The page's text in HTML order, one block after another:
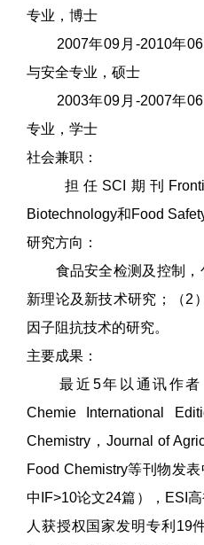
专业，博士
2007年09月-2010年06
与安全专业，硕士
2003年09月-2007年06
专业，学士
社会兼职：
担任SCI期刊
Biotechnology和Food
研究方向：
食品安全检测及控制，
新理论及新技术研究；（2
因子阻抗技术的研究。
主要成果：
最近5年以通讯作者
Chemie International
Chemistry，Journal of
Food Chemistry等刊物发
中IF>10论文24篇），ESI
人获授权国家发明专利19